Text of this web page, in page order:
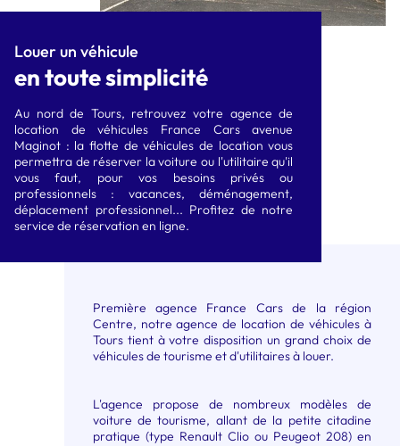
type E208
Renault Scénic Etech
Louer un véhicule
en toute simplicité
Au nord de Tours, retrouvez votre agence de
location de véhicules France Cars avenue
Maginot : la flotte de véhicules de location vous
permettra de réserver la voiture ou l'utilitaire qu'il
vous faut, pour vos besoins privés ou
professionnels : vacances, déménagement,
déplacement professionnel... Profitez de notre
service de réservation en ligne.
Première agence France Cars de la région
Centre, notre agence de location de véhicules à
Tours tient à votre disposition un grand choix de
véhicules de tourisme et d'utilitaires à louer.
L'agence propose de nombreux modèles de
voiture de tourisme, allant de la petite citadine
pratique (type Renault Clio ou Peugeot 208) en